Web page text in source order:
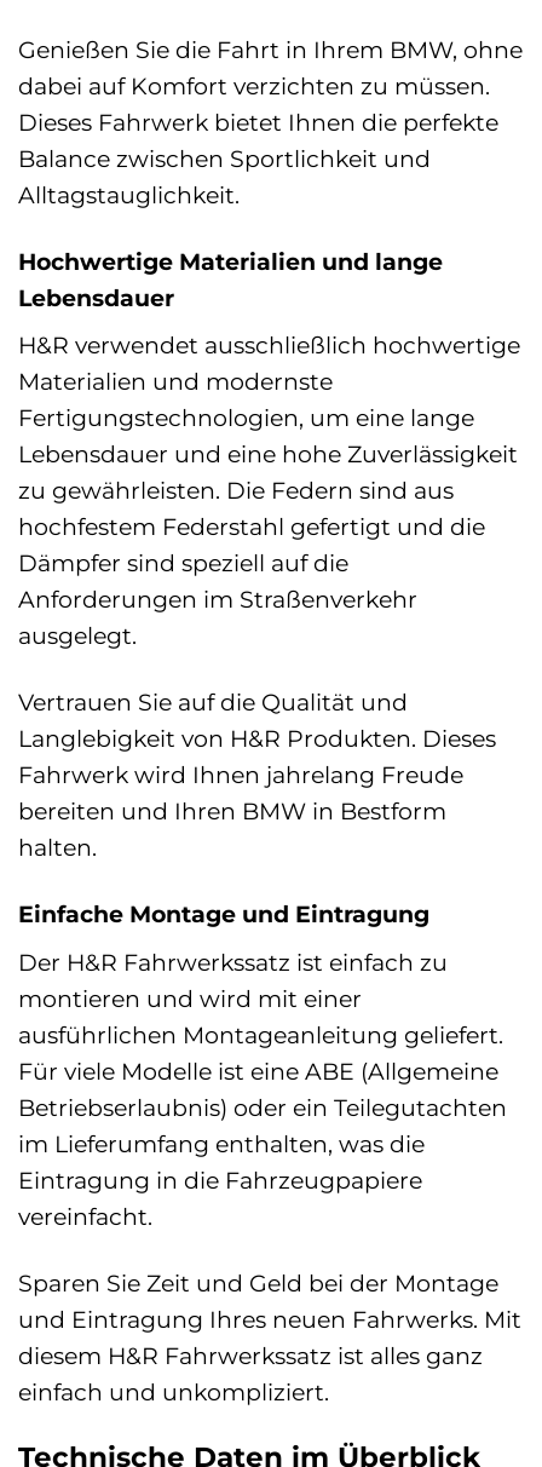
Genießen Sie die Fahrt in Ihrem BMW, ohne
dabei auf Komfort verzichten zu müssen.
Dieses Fahrwerk bietet Ihnen die perfekte
Balance zwischen Sportlichkeit und
Alltagstauglichkeit.
Hochwertige Materialien und lange
Lebensdauer
H&R verwendet ausschließlich hochwertige
Materialien und modernste
Fertigungstechnologien, um eine lange
Lebensdauer und eine hohe Zuverlässigkeit
zu gewährleisten. Die Federn sind aus
hochfestem Federstahl gefertigt und die
Dämpfer sind speziell auf die
Anforderungen im Straßenverkehr
ausgelegt.
Vertrauen Sie auf die Qualität und
Langlebigkeit von H&R Produkten. Dieses
Fahrwerk wird Ihnen jahrelang Freude
bereiten und Ihren BMW in Bestform
halten.
Einfache Montage und Eintragung
Der H&R Fahrwerkssatz ist einfach zu
montieren und wird mit einer
ausführlichen Montageanleitung geliefert.
Für viele Modelle ist eine ABE (Allgemeine
Betriebserlaubnis) oder ein Teilegutachten
im Lieferumfang enthalten, was die
Eintragung in die Fahrzeugpapiere
vereinfacht.
Sparen Sie Zeit und Geld bei der Montage
und Eintragung Ihres neuen Fahrwerks. Mit
diesem H&R Fahrwerkssatz ist alles ganz
einfach und unkompliziert.
Technische Daten im Überblick